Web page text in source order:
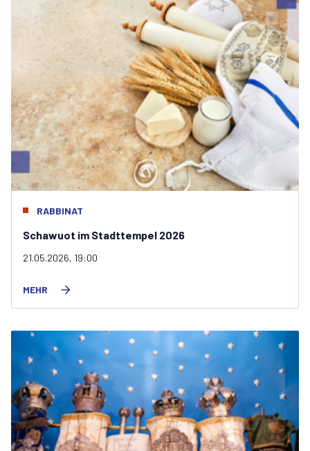
RABBINAT
Schawuot im Stadttempel 2026
21.05.2026, 19:00
MEHR